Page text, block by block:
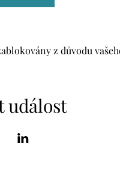
z důvodu
událost